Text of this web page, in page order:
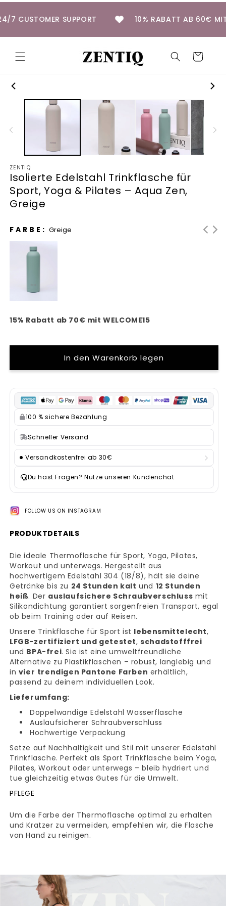
Direkt
Inhalt
24/7 CUSTOMER SUPPORT 10% RABATT AB 60€
Warenkorb
ZENTIQ
Isolierte Edelstahl Trinkflasche für
Sport, Yoga & Pilates – Aqua Zen,
Greige
FARBE: Greige
15% Rabatt ab 70€ mit WELCOME15
In den Warenkorb legen
100 % sichere Bezahlung
Schneller Versand
Versandkostenfrei ab 30€
Du hast Fragen? Nutze unseren Kundenchat
FOLLOW US ON INSTAGRAM
PRODUKTDETAILS
Die ideale Thermoflasche für Sport, Yoga, Pilates,
Workout und unterwegs. Hergestellt aus
hochwertigem Edelstahl 304 (18/8), hält sie deine
Getränke bis zu 24 Stunden kalt und 12 Stunden
heiß. Der auslaufsichere Schraubverschluss mit
Silikondichtung garantiert sorgenfreien Transport, egal
ob beim Training oder auf Reisen.
Unsere Trinkflasche für Sport ist lebensmittelecht,
LFGB-zertifiziert und getestet,schadstofffrei
und BPA-frei. Sie ist eine umweltfreundliche
Alternative zu Plastikflaschen – robust, langlebig und
in vier trendigen Pantone Farben erhältlich,
passend zu deinem individuellen Look.
Lieferumfang:
Doppelwandige Edelstahl Wasserflasche
Auslaufsicherer Schraubverschluss
Hochwertige Verpackung
Setze auf Nachhaltigkeit und Stil mit unserer Edelstahl
Trinkflasche. Perfekt als Sport Trinkflasche beim Yoga,
Pilates, Workout oder unterwegs – bleib hydriert und
tue gleichzeitig etwas Gutes für die Umwelt.
PFLEGE
Um die Farbe der Thermoflasche optimal zu erhalten
und Kratzer zu vermeiden, empfehlen wir, die Flasche
von Hand zu reinigen.